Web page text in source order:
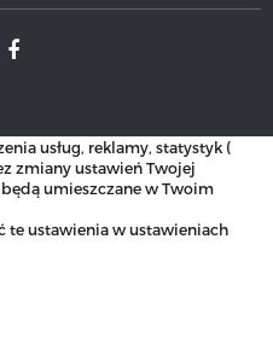
usług, reklamy, statystyk (
zmiany ustawień Twojej
umieszczane w Twoim
te ustawienia w ustawieniach